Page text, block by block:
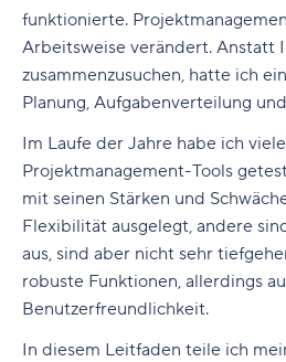
funktionierte.
Arbeitsweise verändert. Anstatt
zusammenzusuchen, hatte ich
Planung, Aufgabenverteilung
Im Laufe der Jahre habe ich
Projektmanagement-Tools
mit seinen Stärken und
Flexibilität ausgelegt, andere
aus, sind aber nicht sehr
robuste Funktionen, allerdings
Benutzerfreundlichkeit.
In diesem Leitfaden teile ich